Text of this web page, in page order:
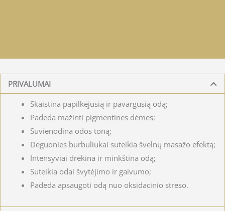
PRIVALUMAI
Skaistina papilkėjusią ir pavargusią odą;
Padeda mažinti pigmentines dėmes;
Suvienodina odos toną;
Deguonies burbuliukai suteikia švelnų masažo efektą;
Intensyviai drėkina ir minkština odą;
Suteikia odai švytėjimo ir gaivumo;
Padeda apsaugoti odą nuo oksidacinio streso.